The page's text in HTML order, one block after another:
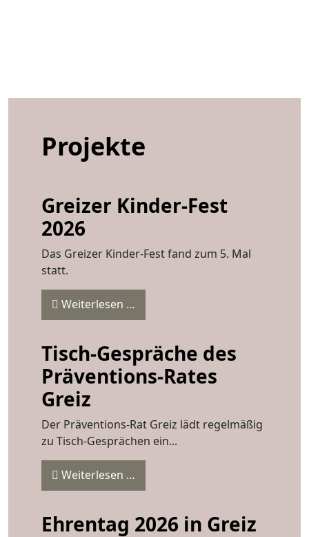
Projekte
Greizer Kinder-Fest
2026
Das Greizer Kinder-Fest fand zum 5. Mal
statt.
Weiterlesen …
Tisch-Gespräche des
Präventions-Rates
Greiz
Der Präventions-Rat Greiz lädt regelmäßig
zu Tisch-Gesprächen ein...
Weiterlesen …
Ehrentag 2026 in Greiz